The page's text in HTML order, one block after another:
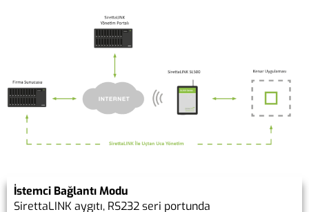
İstemci Bağlantı Modu
SirettaLINK aygıtı, RS232 seri portunda